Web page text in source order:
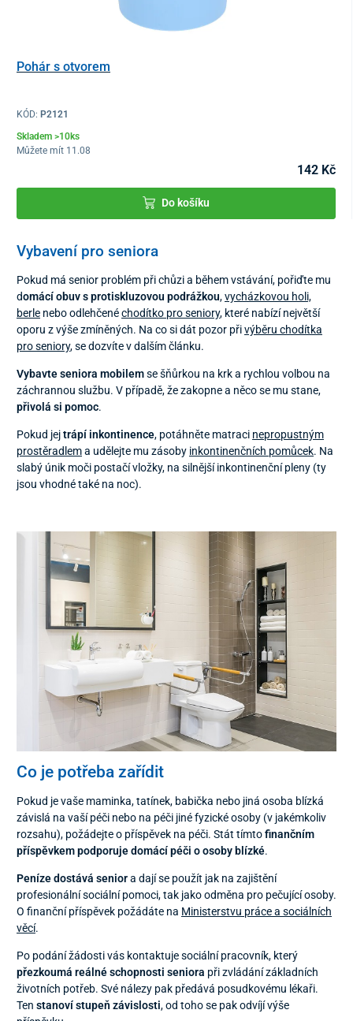
Pohár s otvorem
KÓD: P2121
Skladem >10ks
Můžete mít 11.08
142 Kč
Do košíku
Vybavení pro seniora
Pokud má senior problém při chůzi a během vstávání, pořiďte mu
domácí obuv s protiskluzovou podrážkou,vycházkovou holi,
berle nebo odlehčenéchodítko pro seniory, které nabízí největší
oporu z výše zmíněných. Na co si dát pozor přivýběru chodítka
pro seniory, se dozvíte v dalším článku.
Vybavte seniora mobilemse šňůrkou na krk a rychlou volbou na
záchrannou službu. V případě, že zakopne a něco se mu stane,
přivolá si pomoc.
Pokud jejtrápí inkontinence, potáhněte matraci nepropustným
prostěradlema udělejte mu zásoby inkontinenčních pomůcek. Na
slabý únik moči postačí vložky, na silnější inkontinenční pleny (ty
jsou vhodné také na noc).
Co je potřeba zařídit
Pokud je vaše maminka, tatínek, babička nebo jiná osoba blízká
závislá na vaší péči nebo na péči jiné fyzické osoby (v jakémkoliv
rozsahu), požádejte o příspěvek na péči. Stát tímtofinančním
příspěvkem podporuje domácí péči o osoby blízké.
Peníze dostává seniora dají se použít jak na zajištění
profesionální sociální pomoci, tak jako odměna pro pečující osoby.
O finanční příspěvek požádáte na Ministerstvu práce a sociálních
věcí.
Po podání žádosti vás kontaktuje sociální pracovník, který
přezkoumá reálné schopnosti seniora při zvládání základních
životních potřeb. Své nálezy pak předává posudkovému lékaři.
Ten stanoví stupeň závislosti, od toho se pak odvíjí výše